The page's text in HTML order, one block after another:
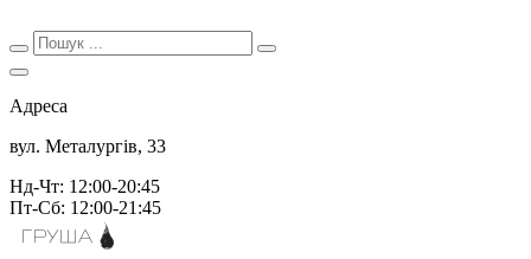
Адреса
вул. Металургів, 33
Нд-Чт: 12:00-20:45
Пт-Сб: 12:00-21:45